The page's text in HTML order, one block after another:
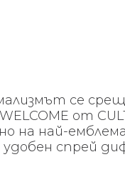
се
от
на най-
спрей